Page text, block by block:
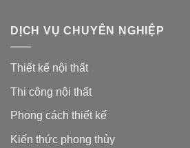
DỊCH VỤ CHUYÊN NGHIỆP
Thiết kế nội thất
Thi công nội thất
Phong cách thiết kế
Kiến thức phong thủy